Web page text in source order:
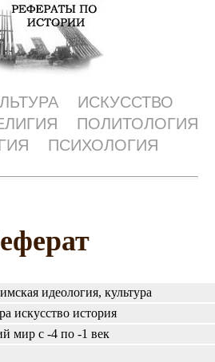
ИСКУССТВО
ПОЛИТОЛОГИЯ
ПСИХОЛОГИЯ
идеология, культура
искусство история
мир с -4 по -1 век